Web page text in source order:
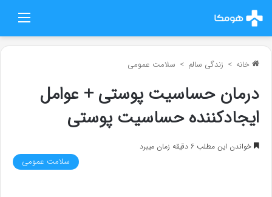
خانه > زندگی سالم > سلامت عمومی
درمان حساسیت پوستی + عوامل
ایجادکننده حساسیت پوستی
خواندن این مطلب 6 دقیقه زمان میبرد
سلامت عمومی